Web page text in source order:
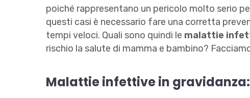
poiché rappresentano un pericolo molto serio
questi casi è necessario fare una corretta
tempi veloci. Quali sono quindi le malattie
rischio la salute di mamma e bambino?
Malattie infettive in